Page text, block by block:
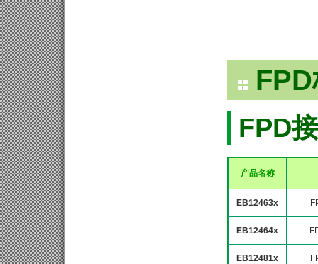
FPD
产品名称
EB12463x
EB12464x
EB12481x